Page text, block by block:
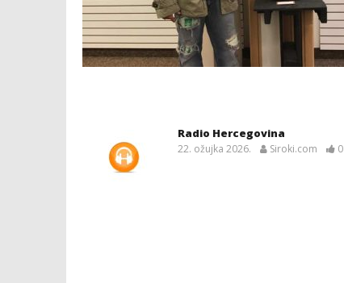
Radio Hercegovina
22. ožujka 2026. Siroki.com 0